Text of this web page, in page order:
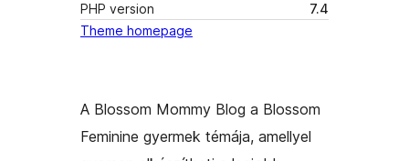
PHP version
7.4
Theme homepage
A Blossom Mommy Blog a Blossom
Feminine gyermek témája, amellyel